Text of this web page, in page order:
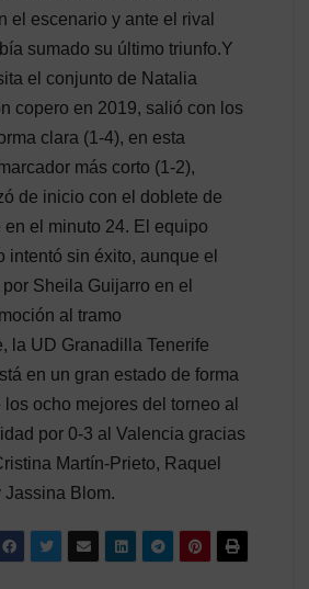
el escenario y ante el rival
sumado su último triunfo.Y
el conjunto de Natalia
copero en 2019, salió con los
clara (1-4), en esta
más corto (1-2),
de inicio con el doblete de
en el minuto 24. El equipo
intentó sin éxito, aunque el
Sheila Guijarro en el
al tramo
la UD Granadilla Tenerife
en un gran estado de forma
ocho mejores del torneo al
por 0-3 al Valencia gracias
Martín-Prieto, Raquel
Jassina Blom.